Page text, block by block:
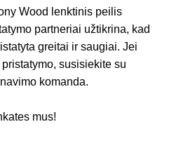
partneriai užtikrina, kad
greitai ir saugiai. Jei
susisiekite su
komanda.
mus!